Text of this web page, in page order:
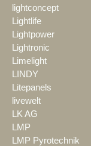
lightconcept
Lightlife
Lightpower
Lightronic
Limelight
LINDY
Litepanels
livewelt
LK AG
LMP
LMP Pyrotechnik